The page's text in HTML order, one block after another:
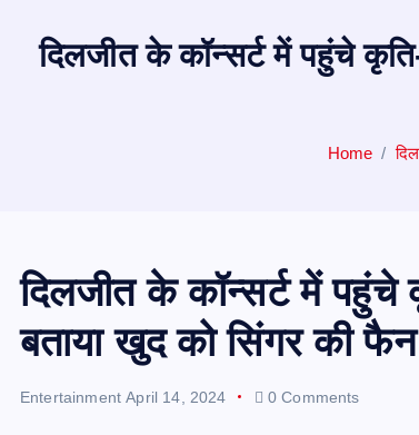
दिलजीत के कॉन्सर्ट में पहुंचे
Home
दिलजीत के कॉन्सर्ट में
बताया खुद को सिंगर की
Entertainment April 14, 2024 0 Comments